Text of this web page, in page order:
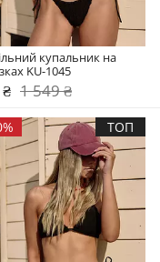
купальник на
KU-1045
1 549 ₴
ТОП